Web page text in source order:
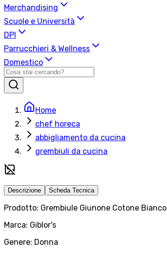
Merchandising
Scuole e Università
DPI
Parrucchieri & Wellness
Domestico
Home
chef horeca
abbigliamento da cucina
grembiuli da cucina
Descrizione Scheda Tecnica
Prodotto: Grembiule Giunone Cotone Bianco
Marca: Giblor's
Genere: Donna